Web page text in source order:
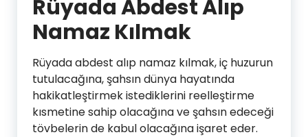
Rüyada Abdest Alıp
Namaz Kılmak
Rüyada abdest alıp namaz kılmak, iç huzurun
tutulacağına, şahsın dünya hayatında
hakikatleştirmek istediklerini reelleştirme
kısmetine sahip olacağına ve şahsın edeceği
tövbelerin de kabul olacağına işaret eder.